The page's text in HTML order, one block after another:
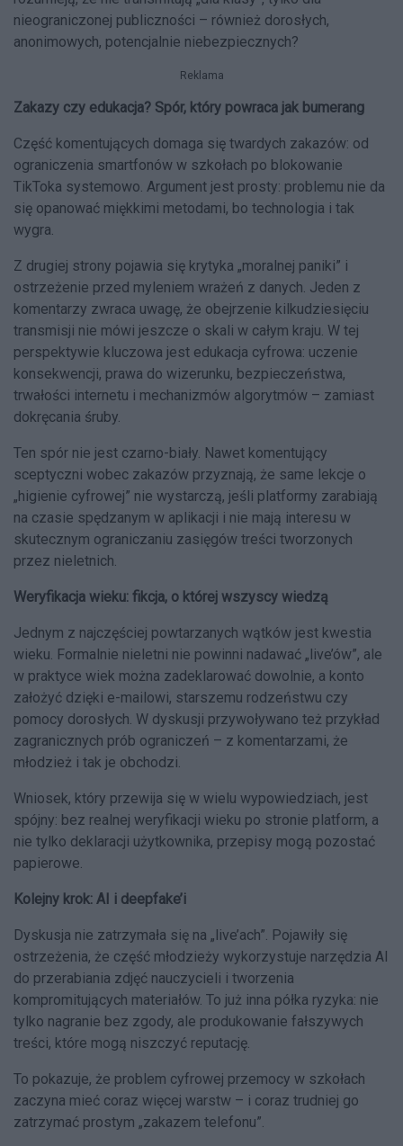
nieograniczonej publiczności – również dorosłych,
anonimowych, potencjalnie niebezpiecznych?
Reklama
Zakazy czy edukacja? Spór, który powraca jak bumerang
Część komentujących domaga się twardych zakazów: od
ograniczenia smartfonów w szkołach po blokowanie
TikToka systemowo. Argument jest prosty: problemu nie da
się opanować miękkimi metodami, bo technologia i tak
wygra.
Z drugiej strony pojawia się krytyka „moralnej paniki” i
ostrzeżenie przed myleniem wrażeń z danych. Jeden z
komentarzy zwraca uwagę, że obejrzenie kilkudziesięciu
transmisji nie mówi jeszcze o skali w całym kraju. W tej
perspektywie kluczowa jest edukacja cyfrowa: uczenie
konsekwencji, prawa do wizerunku, bezpieczeństwa,
trwałości internetu i mechanizmów algorytmów – zamiast
dokręcania śruby.
Ten spór nie jest czarno-biały. Nawet komentujący
sceptyczni wobec zakazów przyznają, że same lekcje o
„higienie cyfrowej” nie wystarczą, jeśli platformy zarabiają
na czasie spędzanym w aplikacji i nie mają interesu w
skutecznym ograniczaniu zasięgów treści tworzonych
przez nieletnich.
Weryfikacja wieku: fikcja, o której wszyscy wiedzą
Jednym z najczęściej powtarzanych wątków jest kwestia
wieku. Formalnie nieletni nie powinni nadawać „live’ów”, ale
w praktyce wiek można zadeklarować dowolnie, a konto
założyć dzięki e-mailowi, starszemu rodzeństwu czy
pomocy dorosłych. W dyskusji przywoływano też przykład
zagranicznych prób ograniczeń – z komentarzami, że
młodzież i tak je obchodzi.
Wniosek, który przewija się w wielu wypowiedziach, jest
spójny: bez realnej weryfikacji wieku po stronie platform, a
nie tylko deklaracji użytkownika, przepisy mogą pozostać
papierowe.
Kolejny krok: AI i deepfake’i
Dyskusja nie zatrzymała się na „live’ach”. Pojawiły się
ostrzeżenia, że część młodzieży wykorzystuje narzędzia AI
do przerabiania zdjęć nauczycieli i tworzenia
kompromitujących materiałów. To już inna półka ryzyka: nie
tylko nagranie bez zgody, ale produkowanie fałszywych
treści, które mogą niszczyć reputację.
To pokazuje, że problem cyfrowej przemocy w szkołach
zaczyna mieć coraz więcej warstw – i coraz trudniej go
zatrzymać prostym „zakazem telefonu”.